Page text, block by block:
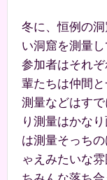
冬に、恒例の
い洞窟を測量し
参加者はそれ
輩たちは仲間と
測量などはす
り測量はかな
は測量そっち
ゃえみたいな